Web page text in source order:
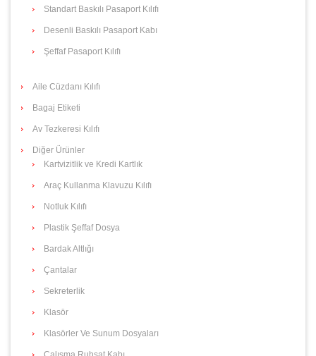
Standart Baskılı Pasaport Kılıfı
Desenli Baskılı Pasaport Kabı
Şeffaf Pasaport Kılıfı
Aile Cüzdanı Kılıfı
Bagaj Etiketi
Av Tezkeresi Kılıfı
Diğer Ürünler
Kartvizitlik ve Kredi Kartlık
Araç Kullanma Klavuzu Kılıfı
Notluk Kılıfı
Plastik Şeffaf Dosya
Bardak Altlığı
Çantalar
Sekreterlik
Klasör
Klasörler Ve Sunum Dosyaları